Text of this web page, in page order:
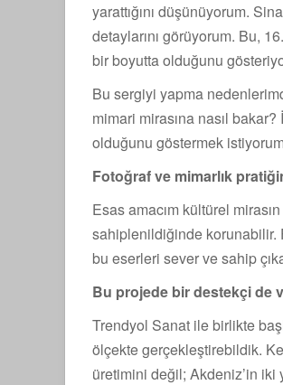
yarattığını düşünüyorum.
detaylarını görüyorum. Bu,
bir boyutta olduğunu
Bu sergiyi yapma
mimari mirasına nasıl
olduğunu göstermek
Fotoğraf ve mimarlık
Esas amacım kültürel
sahiplenildiğinde korunabilir.
bu eserleri sever ve sahip
Bu projede bir destekçi de
Trendyol Sanat ile birlikte
ölçekte gerçekleştirebildik.
üretimini değil; Akdeniz’in iki